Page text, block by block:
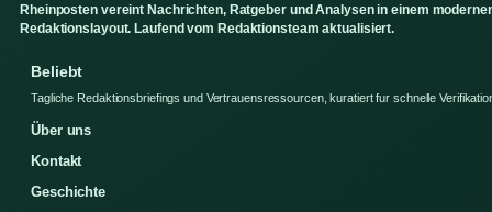
Rheinposten vereint Nachrichten, Ratgeber und Analysen in einem
Redaktionslayout. Laufend vom Redaktionsteam aktualisiert.
Beliebt
Tagliche Redaktionsbriefings und Vertrauensressourcen, kuratiert fur schnelle
Über uns
Kontakt
Geschichte